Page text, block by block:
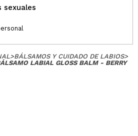
sexuales
>BÁLSAMOS Y CUIDADO DE LABIOS>
LABIAL GLOSS BALM - BERRY